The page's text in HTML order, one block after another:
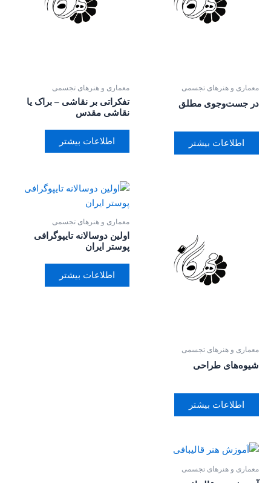
معماری و هنرهای تجسمی
در جست‌وجوی مطلق
اطلاعات بیشتر
معماری و هنرهای تجسمی
تفکراتی بر نقاشی – براک یا
نقاشی مقدس
اطلاعات بیشتر
معماری و هنرهای تجسمی
شیوه‌های طراحی
اطلاعات بیشتر
معماری و هنرهای تجسمی
اولین دوسالانه تایپوگرافی
پوستر ایران
اطلاعات بیشتر
معماری و هنرهای تجسمی